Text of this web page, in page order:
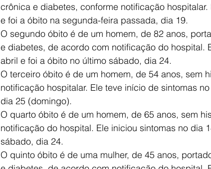
crônica e diabetes, conforme notificação
e foi a óbito na segunda-feira passada, dia 19.
O segundo óbito é de um homem, de 82 anos,
e diabetes, de acordo com notificação do hospital.
abril e foi a óbito no último sábado, dia 24.
O terceiro óbito é de um homem, de 54 anos, sem
notificação hospitalar. Ele teve início de sintomas
dia 25 (domingo).
O quarto óbito é de um homem, de 65 anos, sem
notificação do hospital. Ele iniciou sintomas no dia
sábado, dia 24.
O quinto óbito é de uma mulher, de 45 anos,